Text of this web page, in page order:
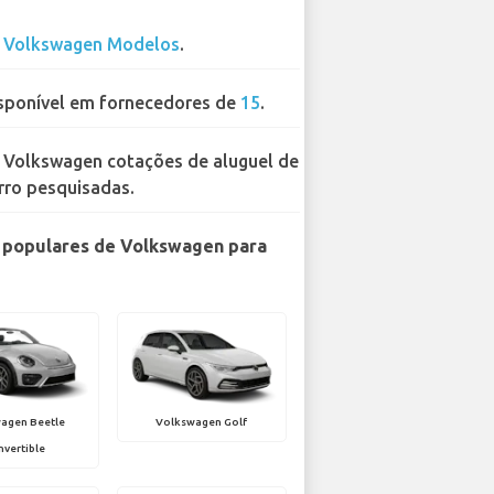
Volkswagen Modelos.
em fornecedores de 15.
Volkswagen cotações de aluguel de
pesquisadas.
de Volkswagen para
Beetle Volkswagen Golf